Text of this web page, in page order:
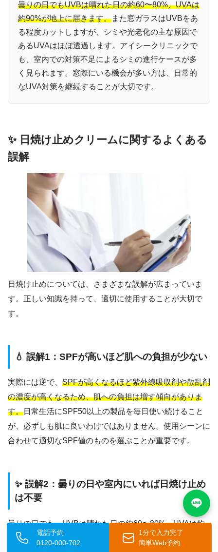
曇りの日でもUVBは晴れた日の約60〜80%、UVAは
約90%が地上に届きます。また窓ガラスはUVBをあ
る程度カットしますが、シミや光老化の主な原因で
あるUVAはほぼ透過します。アイシークリニックで
も、室内での対策不足によるシミの進行ケースが多
く見られます。窓際にいる機会が多い方は、日常的
なUVA対策を継続することが大切です。
✨ 日焼け止めクリームに関するよくある
誤解
日焼け止めについては、さまざまな誤解が広まっていま
す。正しい知識を持って、適切に使用することが大切で
す。
💧 誤解1：SPFが高いほど肌への負担が少ない
実際には逆で、 SPFが高くなるほど紫外線吸収剤や散乱剤
の濃度が高くなるため、肌への負担は増す傾向がありま
す。日常生活にSPF50以上の製品を毎日使い続けること
が、必ずしも肌に良いわけではありません。使用シーンに
合わせて適切なSPF値のものを選ぶことが重要です。
✨ 誤解2：曇りの日や室内にいれば日焼け止め
は不要
曇りの日でも、UVBは晴れた日の約60〜80%、UVAは約
90%が地上に届くといわれています。また、窓ガラスは
電話予約
0120-000-702
1分で入力完了
簡単Web予約